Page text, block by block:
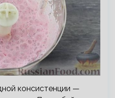
консистенции —